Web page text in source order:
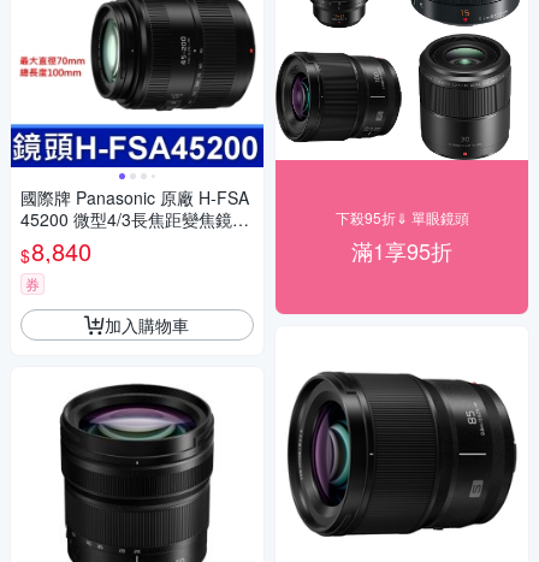
國際牌 Panasonic 原廠 H-FSA
45200 微型4/3長焦距變焦鏡頭
LUMIX G X VARIO 45-200mm
單眼鏡頭 相機
$8,840
券
加入購物車
下殺95折⇓ 單眼鏡頭
滿1享95折